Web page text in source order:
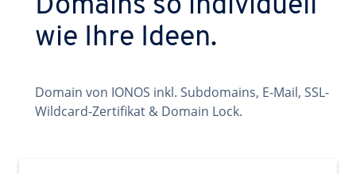
Domains so individuell
wie Ihre Ideen.
Domain von IONOS inkl. Subdomains, E-Mail, SSL-
Wildcard-Zertifikat & Domain Lock.